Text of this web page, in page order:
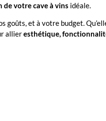
de votre cave à vins idéale.
goûts, et à votre budget.
allieresthétique,